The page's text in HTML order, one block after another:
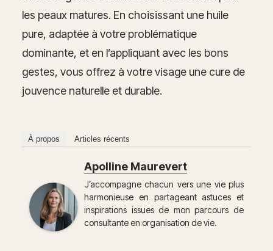
les peaux matures. En choisissant une huile
pure, adaptée à votre problématique
dominante, et en l’appliquant avec les bons
gestes, vous offrez à votre visage une cure de
jouvence naturelle et durable.
À propos Articles récents
Apolline Maurevert
J’accompagne chacun vers une vie plus
harmonieuse en partageant astuces et
inspirations issues de mon parcours de
consultante en organisation de vie.